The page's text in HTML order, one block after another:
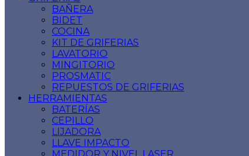
BAÑERA
BIDET
COCINA
KIT DE GRIFERIAS
LAVATORIO
MINGITORIO
PROSMATIC
REPUESTOS DE GRIFERIAS
HERRAMIENTAS
BATERÍAS
CEPILLO
LIJADORA
LLAVE IMPACTO